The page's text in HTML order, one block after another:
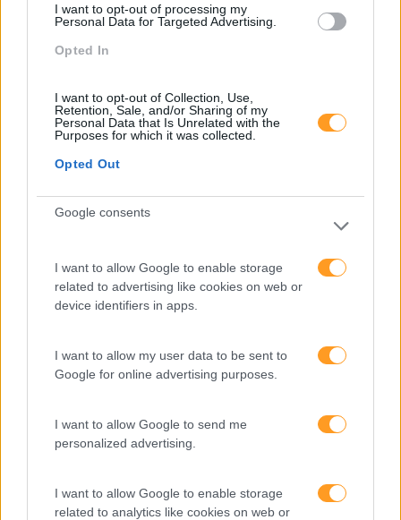
I want to opt-out of processing my
Personal Data for Targeted Advertising.
Opted In
I want to opt-out of Collection, Use,
Retention, Sale, and/or Sharing of my
Personal Data that Is Unrelated with the
Purposes for which it was collected.
Opted Out
Google consents
I want to allow Google to enable storage
related to advertising like cookies on web or
device identifiers in apps.
I want to allow my user data to be sent to
Google for online advertising purposes.
I want to allow Google to send me
personalized advertising.
I want to allow Google to enable storage
related to analytics like cookies on web or
COMO ACABAR COM O CICLO DE FRUSTRAÇÃO NO
Um colega que nunca cumpre prazos, um colega passivo-
agressivo, um departamento que aparentemente acumula
todos os recursos da organização ou um chefe
que lidar com conflitos ou fatores…